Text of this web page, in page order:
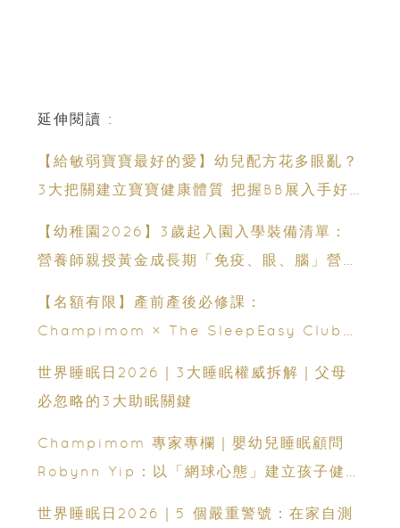
延伸閱讀 :
【給敏弱寶寶最好的愛】幼兒配方花多眼亂？
3大把關建立寶寶健康體質 把握BB展入手好
【幼稚園2026】3歲起入園入學裝備清單：
營養師親授黃金成長期「免疫、眼、腦」營養
【名額有限】產前產後必修課：
Champimom × The SleepEasy Club
世界睡眠日2026｜3大睡眠權威拆解｜父母
必忽略的3大助眠關鍵
Champimom 專家專欄｜嬰幼兒睡眠顧問
Robynn Yip：以「網球心態」建立孩子健康
世界睡眠日2026｜5 個嚴重警號：在家自測